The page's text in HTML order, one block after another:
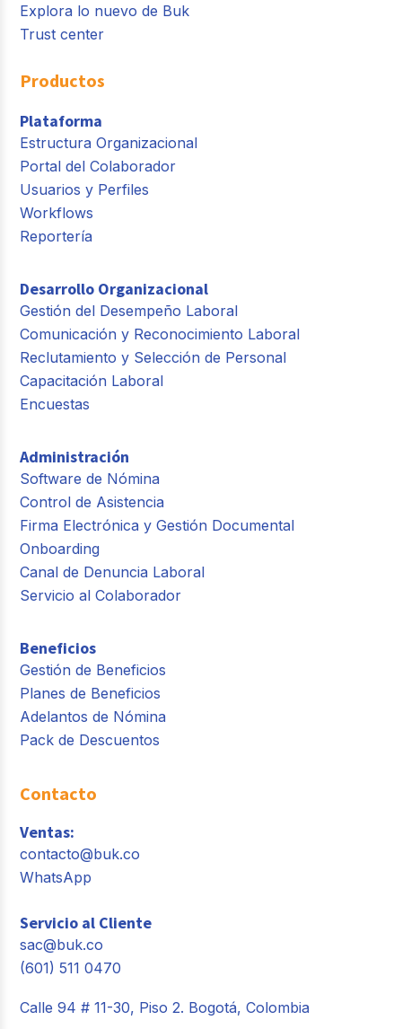
Explora lo nuevo de Buk
Trust center
Productos
Plataforma
Estructura Organizacional
Portal del Colaborador
Usuarios y Perfiles
Workflows
Reportería
Desarrollo Organizacional
Gestión del Desempeño Laboral
Comunicación y Reconocimiento Laboral
Reclutamiento y Selección de Personal
Capacitación Laboral
Encuestas
Administración
Software de Nómina
Control de Asistencia
Firma Electrónica y Gestión Documental
Onboarding
Canal de Denuncia Laboral
Servicio al Colaborador
Beneficios
Gestión de Beneficios
Planes de Beneficios
Adelantos de Nómina
Pack de Descuentos
Contacto
Ventas:
contacto@buk.co
WhatsApp
Servicio al Cliente
sac@buk.co
(601) 511 0470
Calle 94 # 11-30, Piso 2. Bogotá, Colombia